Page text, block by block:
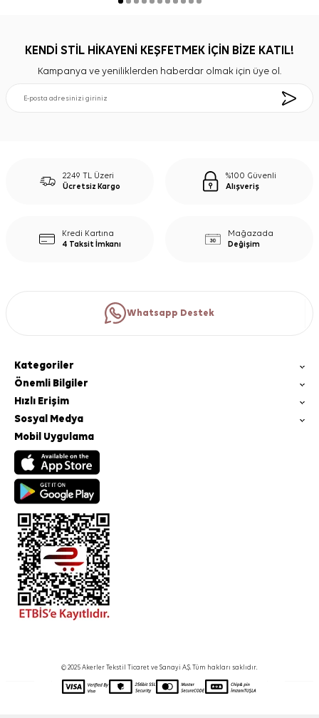
KENDİ STİL HİKAYENİ KEŞFETMEK İÇİN BİZE KATIL!
Kampanya ve yeniliklerden haberdar olmak için üye ol.
2249 TL Üzeri
Ücretsiz Kargo
%100 Güvenli
Alışveriş
Kredi Kartına
4 Taksit İmkanı
Mağazada
Değişim
Whatsapp Destek
Kategoriler
Önemli Bilgiler
Hızlı Erişim
Sosyal Medya
Mobil Uygulama
© 2025 Akerler Tekstil Ticaret ve Sanayi A.Ş. Tüm hakları saklıdır.